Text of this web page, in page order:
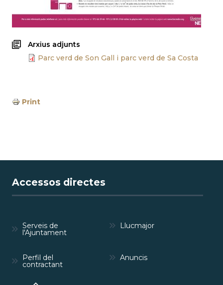
Arxius adjunts
Parc verd de Son Gall i parc verd de Sa Costa
Print
Accessos directes
Serveis de
l'Ajuntament
Llucmajor
Perfil del
contractant
Anuncis